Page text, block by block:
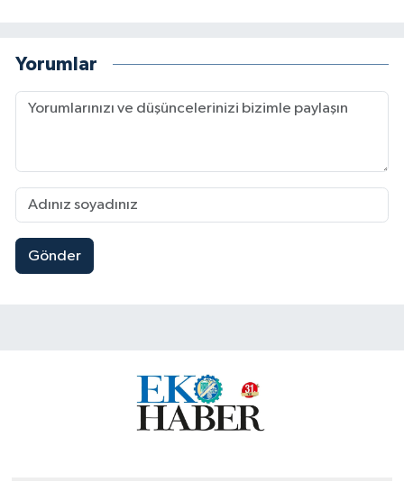
Yorumlar
Gönder